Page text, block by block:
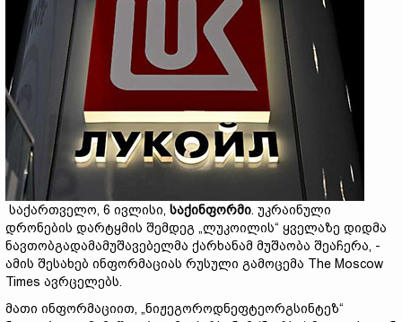
საქართველო, 6 ივლისი, საქინფორმი. უკრაინული
დრონების დარტყმის შემდეგ „ლუკოილის“ ყველაზე დიდმა
ნავთობგადამამუშავებელმა ქარხანამ მუშაობა შეაჩერა, -
ამის შესახებ ინფორმაციას რუსული გამოცემა The Moscow
Times ავრცელებს.
მათი ინფორმაციით, „ნიჟეგოროდნეფტეორგსინტეზ“